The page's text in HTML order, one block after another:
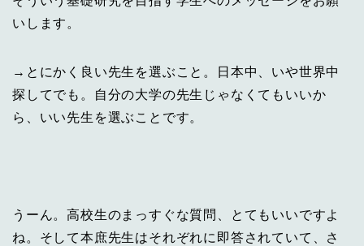
いします。
→とにかく良い先生を選ぶこと。日本中、いや世界中
探してでも。自分の大学の先生じゃなくてもいいか
ら、いい先生を選ぶことです。
うーん。高校生のまっすぐな質問、とてもいいですよ
ね。そして本庶先生はそれぞれに即答されていて、さ